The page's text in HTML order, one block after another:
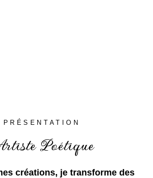
PRÉSENTATION
Poétique
créations, je transforme des